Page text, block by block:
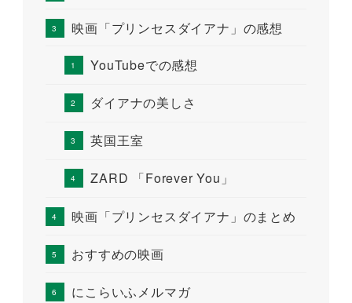
映画「プリンセスダイアナ」の感想
YouTubeでの感想
ダイアナの美しさ
英国王室
ZARD 「Forever You」
映画「プリンセスダイアナ」のまとめ
おすすめの映画
にこらいふメルマガ